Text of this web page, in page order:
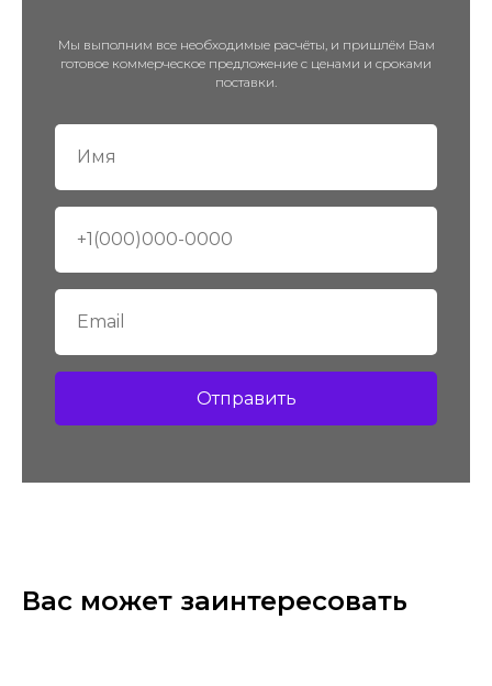
Мы выполним все необходимые расчёты, и пришлём Вам
готовое коммерческое предложение с ценами и сроками
поставки.
Отправить
Вас может заинтересовать